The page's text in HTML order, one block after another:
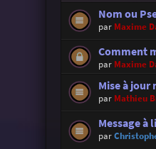
Nom ou
par Maxime
Comment
par Maxime
Mise à jour
par Mathieu
Message à
par